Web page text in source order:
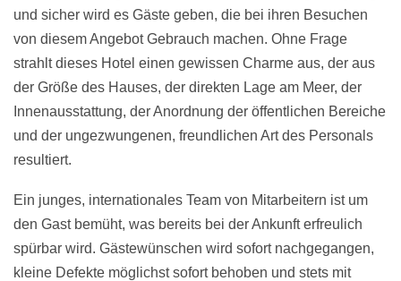
und sicher wird es Gäste geben, die bei ihren Besuchen
von diesem Angebot Gebrauch machen. Ohne Frage
strahlt dieses Hotel einen gewissen Charme aus, der aus
der Größe des Hauses, der direkten Lage am Meer, der
Innenausstattung, der Anordnung der öffentlichen Bereiche
und der ungezwungenen, freundlichen Art des Personals
resultiert.
Ein junges, internationales Team von Mitarbeitern ist um
den Gast bemüht, was bereits bei der Ankunft erfreulich
spürbar wird. Gästewünschen wird sofort nachgegangen,
kleine Defekte möglichst sofort behoben und stets mit